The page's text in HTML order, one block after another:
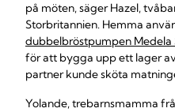
på möten, säger Hazel,
Storbritannien. Hemma
dubbelbröstpumpen Medela
för att bygga upp ett lager
partner kunde sköta
Yolande, trebarnsmamma